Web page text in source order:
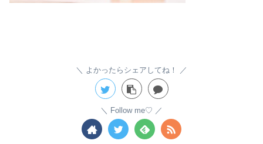
よかったらシェアしてね！
Follow me♡